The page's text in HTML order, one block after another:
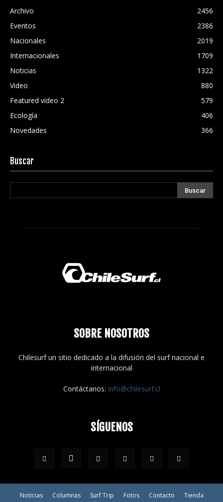
Archivo
2456
Eventos
2386
Nacionales
2019
Internacionales
1709
Noticias
1322
Video
880
Featured video 2
579
Ecología
406
Novedades
366
Buscar
SOBRE NOSOTROS
Chilesurf un sitio dedicado a la difusión del surf nacional e
internacional
Contáctanos: info@chilesurf.cl
SÍGUENOS
Noticias Columnas Surf Trip Fotos Contacto Tienda